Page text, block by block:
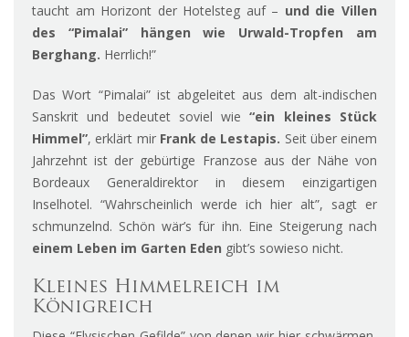
taucht am Horizont der Hotelsteg auf – und die Villen
des “Pimalai” hängen wie Urwald-Tropfen am
Berghang. Herrlich!”
Das Wort “Pimalai” ist abgeleitet aus dem alt-indischen
Sanskrit und bedeutet soviel wie“ein kleines Stück
Himmel”, erklärt mir Frank de Lestapis. Seit über einem
Jahrzehnt ist der gebürtige Franzose aus der Nähe von
Bordeaux Generaldirektor in diesem einzigartigen
Inselhotel. “Wahrscheinlich werde ich hier alt”, sagt er
schmunzelnd. Schön wär’s für ihn. Eine Steigerung nach
einem Leben im Garten Eden gibt’s sowieso nicht.
Kleines Himmelreich im
Königreich